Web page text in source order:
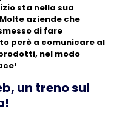
sta nella sua
Molte aziende che
di fare
però a comunicare al
nel modo
!
un treno sul